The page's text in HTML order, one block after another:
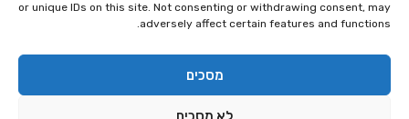
or unique IDs on this site. Not consenting or withdrawing consent, may
adversely affect certain features and functions.
מסכים